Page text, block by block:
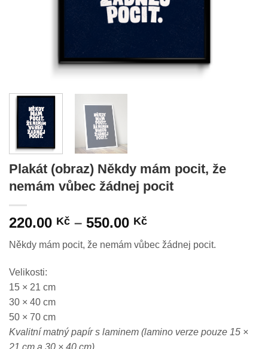
Plakát (obraz) Někdy mám pocit, že
nemám vůbec žádnej pocit
220.00 Kč – 550.00 KčRozpětí
cen:
220.00 Kč
Někdy mám pocit, že nemám vůbec žádnej pocit.
Velikosti:
15 × 21 cm
30 × 40 cm
50 × 70 cm
Kvalitní matný papír s laminem (lamino verze pouze 15 ×